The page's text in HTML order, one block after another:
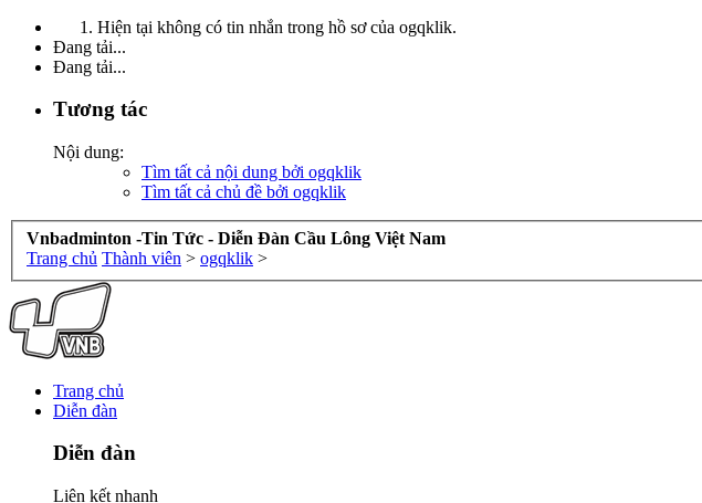
Hiện tại không có tin nhắn trong hồ sơ của ogqklik.
Đang tải...
Đang tải...
Tương tác
Nội dung:
Tìm tất cả nội dung bởi ogqklik
Tìm tất cả chủ đề bởi ogqklik
Vnbadminton -Tin Tức - Diễn Đàn Cầu Lông Việt Nam
Trang chủ Thành viên > ogqklik >
Trang chủ
Diễn đàn
Diễn đàn
Liên kết nhanh